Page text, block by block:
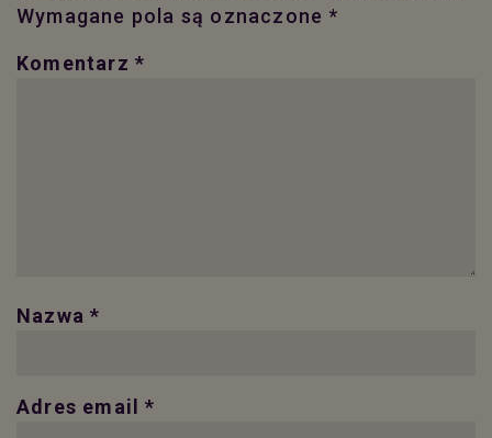
Wymagane pola są oznaczone *
Komentarz *
Nazwa*
Adres email*